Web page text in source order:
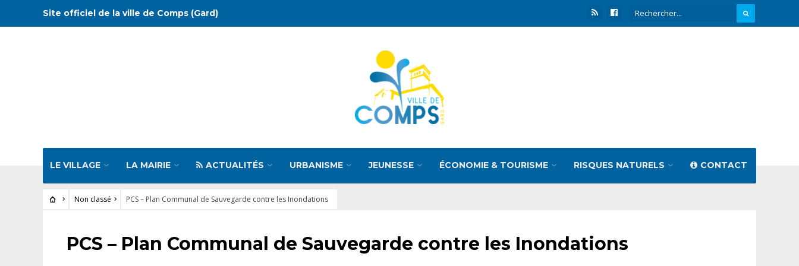
Site officiel de la ville de Comps (Gard)
LE VILLAGE LA MAIRIE ACTUALITÉS URBANISME JEUNESSE ÉCONOMIE & TOURISME RISQUES NATURELS CONTACT
Non classé PCS – Plan Communal de Sauvegarde contre les Inondations
NON CLASSÉ
PCS – Plan Communal de Sauvegarde contre les Inondations